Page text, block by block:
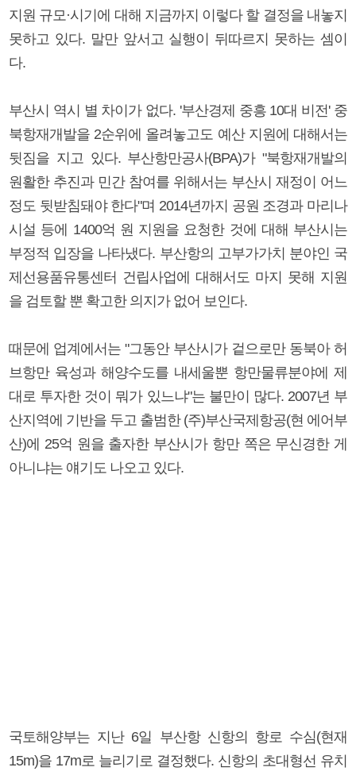
지원 규모·시기에 대해 지금까지 이렇다 할 결정을 내놓지
못하고 있다. 말만 앞서고 실행이 뒤따르지 못하는 셈이
다.
부산시 역시 별 차이가 없다. '부산경제 중흥 10대 비전' 중
북항재개발을 2순위에 올려놓고도 예산 지원에 대해서는
뒷짐을 지고 있다. 부산항만공사(BPA)가 "북항재개발의
원활한 추진과 민간 참여를 위해서는 부산시 재정이 어느
정도 뒷받침돼야 한다"며 2014년까지 공원 조경과 마리나
시설 등에 1400억 원 지원을 요청한 것에 대해 부산시는
부정적 입장을 나타냈다. 부산항의 고부가가치 분야인 국
제선용품유통센터 건립사업에 대해서도 마지 못해 지원
을 검토할 뿐 확고한 의지가 없어 보인다.
때문에 업계에서는 "그동안 부산시가 겉으로만 동북아 허
브항만 육성과 해양수도를 내세울뿐 항만물류분야에 제
대로 투자한 것이 뭐가 있느냐"는 불만이 많다. 2007년 부
산지역에 기반을 두고 출범한 (주)부산국제항공(현 에어부
산)에 25억 원을 출자한 부산시가 항만 쪽은 무신경한 게
아니냐는 얘기도 나오고 있다.
국토해양부는 지난 6일 부산항 신항의 항로 수심(현재
15m)을 17m로 늘리기로 결정했다. 신항의 초대형선 유치